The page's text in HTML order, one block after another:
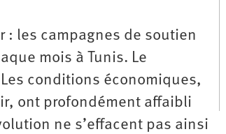
: les campagnes de soutien
mois à Tunis. Le
conditions économiques,
ont profondément affaibli
ne s’effacent pas ainsi